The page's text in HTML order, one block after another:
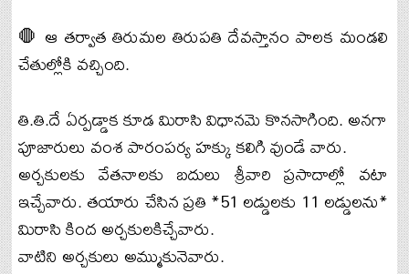
🛑 ఆ తర్వాత తిరుమల తిరుపతి దేవస్తానం పాలక మండలి
చేతుల్లోకి వచ్చింది.
తి.తి.దే ఏర్పడ్డాక కూడ మిరాసి విధానమె కొనసాగింది. అనగా
పూజారులు వంశ పారంపర్య హక్కు కలిగి వుండే వారు.
అర్చకులకు వేతనాలకు బదులు శ్రీవారి ప్రసాదాల్లో వటా
ఇచ్చేవారు. తయారు చేసిన ప్రతి *51 లడ్డులకు 11 లడ్డులను*
మిరాసి కింద అర్చకులకిచ్చేవారు.
వాటిని అర్చకులు అమ్ముకునెవారు.